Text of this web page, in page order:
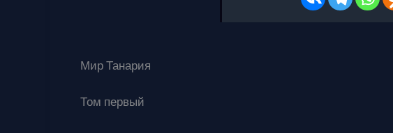
Мир Танария
Том первый